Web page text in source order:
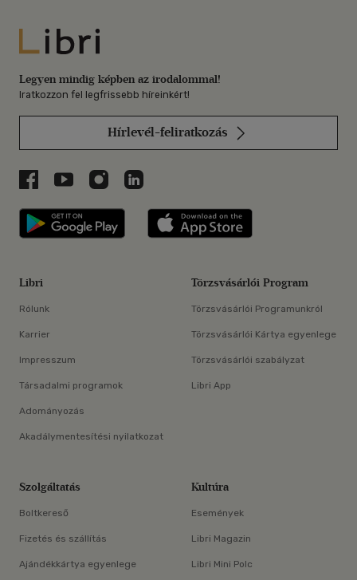
Libri
Legyen mindig képben az irodalommal!
Iratkozzon fel legfrissebb híreinkért!
Hírlevél-feliratkozás
Libri a Facebookon
Libri a Youtube-on
Libri az Instagramon
Libri a LinkedInen
Libri applikáció Szerezd meg: Google
Libri
Rólunk
Karrier
Impresszum
Társadalmi programok
Adományozás
Akadálymentesítési nyilatkozat
Törzsvásárlói Program
Törzsvásárlói Programunkról
Törzsvásárlói Kártya egyenlege
Törzsvásárlói szabályzat
Libri App
Szolgáltatás
Boltkereső
Fizetés és szállítás
Ajándékkártya egyenlege
Kultúra
Események
Libri Magazin
Libri Mini Polc